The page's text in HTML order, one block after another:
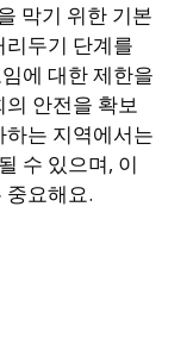
막기 위한 기본
리두기 단계를
에 대한 제한을
안전을 확보
는 지역에서는
수 있으며, 이
중요해요.